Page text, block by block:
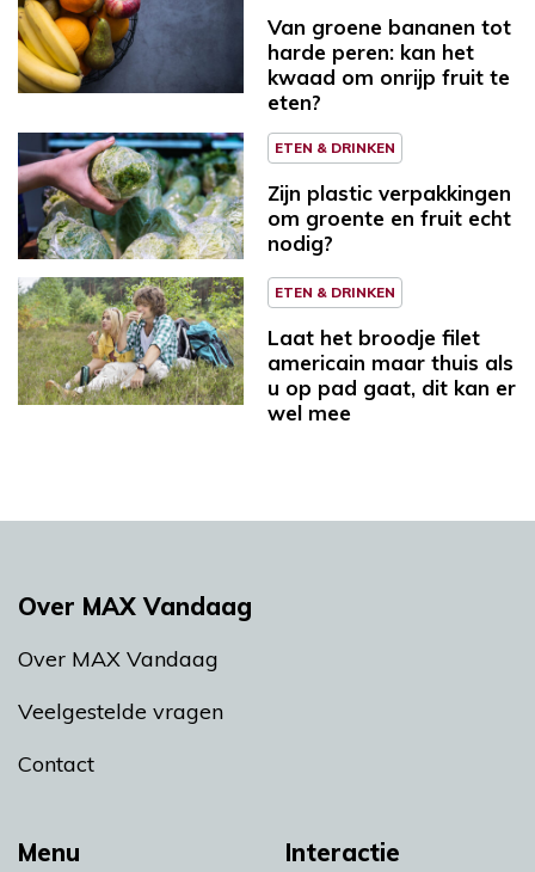
Van groene bananen tot
harde peren: kan het
kwaad om onrijp fruit te
eten?
ETEN & DRINKEN
Zijn plastic verpakkingen
om groente en fruit echt
nodig?
ETEN & DRINKEN
Laat het broodje filet
americain maar thuis als
u op pad gaat, dit kan er
wel mee
Menu Interactie
Over MAX Vandaag
Over MAX Vandaag
Veelgestelde vragen
Contact